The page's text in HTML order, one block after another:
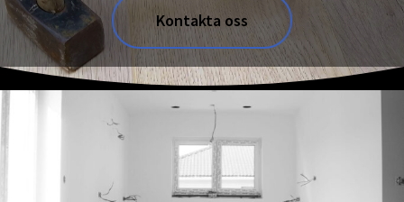
Kontakta oss